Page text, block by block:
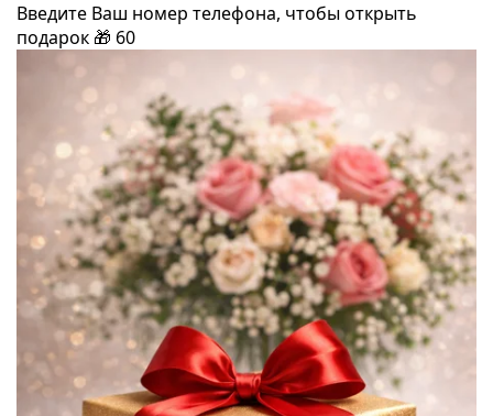
Введите Ваш номер телефона, чтобы открыть
подарок 🎁 60